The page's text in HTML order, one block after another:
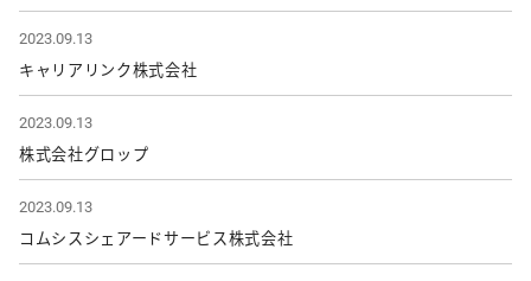
2023.09.13
キャリアリンク株式会社
2023.09.13
株式会社グロップ
2023.09.13
コムシスシェアードサービス株式会社